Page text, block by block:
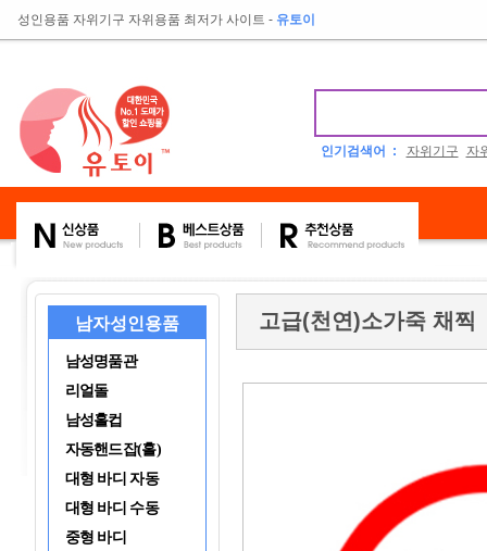
성인용품 자위기구 자위용품 최저가 사이트 - 유토이
인기검색어 : 자위기구 자
남자성인용품
남성명품관
리얼돌
남성홀컵
자동핸드잡(홀)
대형 바디 자동
대형 바디 수동
중형 바디
고급(천연)소가죽 채찍